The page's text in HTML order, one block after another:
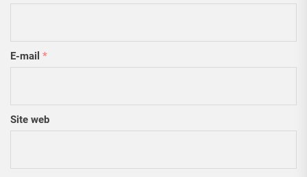
E-mail *
Site web